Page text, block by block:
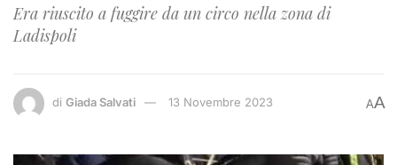
Era riuscito a fuggire da un circo nella zona di
Ladispoli
di Giada Salvati 13 Novembre 2023 AA